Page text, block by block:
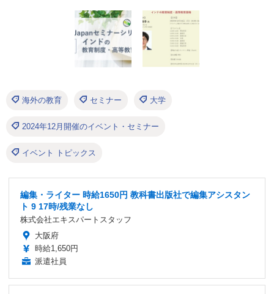
海外の教育 セミナー 大学
2024年12月開催のイベント・セミナー
イベント トピックス
編集・ライター 時給1650円 教科書出版社で編集アシスタン
ト 9 17時/残業なし
株式会社エキスパートスタッフ
大阪府
時給1,650円
派遣社員